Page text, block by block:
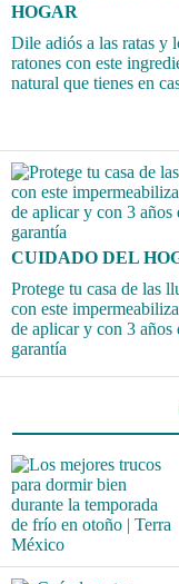
HOGAR
Dile adiós a las ratas y
ratones con este
natural que tienes en
CUIDADO DEL
Protege tu casa de las
con este
de aplicar y con 3 años
garantía